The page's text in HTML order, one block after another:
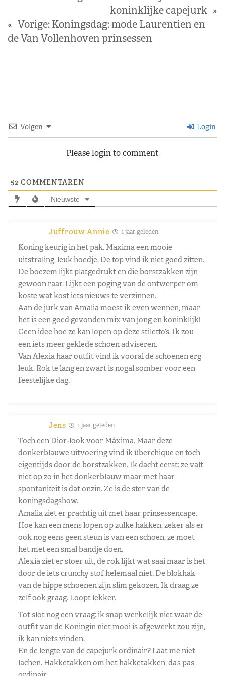
koninklijke capejurk »
« Vorige: Koningsdag: mode Laurentien en
de Van Vollenhoven prinsessen
Volgen Login
Please login to comment
52 COMMENTAREN
Nieuwste
Juffrouw Annie 1 jaar geleden
Koning keurig in het pak. Maxima een mooie
uitstraling, leuk hoedje. De top vind ik niet goed zitten.
De boezem lijkt platgedrukt en die borstzakken zijn
gewoon raar. Lijkt een poging van de ontwerper om
koste wat kost iets nieuws te verzinnen.
Aan de jurk van Amalia moest ik even wennen, maar
het is een goed gevonden mix van jong en koninklijk!
Geen idee hoe ze kan lopen op deze stiletto’s. Ik zou
een iets meer geklede schoen adviseren.
Van Alexia haar outfit vind ik vooral de schoenen erg
leuk. Rok te lang en zwart is nogal somber voor een
feestelijke dag.
Jens 1 jaar geleden
Toch een Dior-look voor Máxima. Maar deze
donkerblauwe uitvoering vind ik überchique en toch
eigentijds door de borstzakken. Ik dacht eerst: ze valt
niet op zo in het donkerblauw maar met haar
spontaniteit is dat onzin. Ze is de ster van de
koningsdagshow.
Amalia ziet er prachtig uit met haar prinsessencape.
Hoe kan een mens lopen op zulke hakken, zeker als er
ook nog eens geen steun is van een schoen, ze moet
het met een smal bandje doen.
Alexia ziet er stoer uit, de rok lijkt wat saai maar is het
door de iets crunchy stof helemaal niet. De blokhak
van de hippe schoenen zijn slim gekozen. Ik draag ze
zelf ook graag. Loopt lekker.
Tot slot nog een vraag: ik snap werkelijk niet waar de
outfit van de Koningin niet mooi is afgewerkt zou zijn,
ik kan niets vinden.
En de lengte van de capejurk ordinair? Laat me niet
lachen. Hakketakken om het hakketakken, da’s pas